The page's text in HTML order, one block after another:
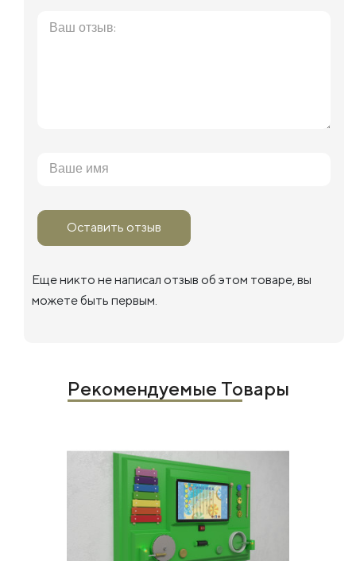
Оставить отзыв
Еще никто не написал отзыв об этом товаре, вы
можете быть первым.
Рекомендуемые Товары